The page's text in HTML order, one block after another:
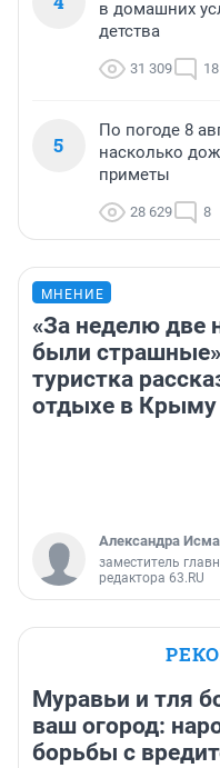
в домашних
детства
31 309 18
5
По погоде 8
насколько
приметы
28 629 8
МНЕНИЕ
«За неделю две
были
туристка
отдыхе в Крыму
Александра
заместитель
редактора 63.RU
Муравьи и тля
ваш огород:
борьбы с